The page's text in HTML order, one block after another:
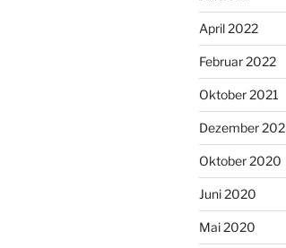
April 2022
Februar 2022
Oktober 2021
Dezember
Oktober 2020
Juni 2020
Mai 2020